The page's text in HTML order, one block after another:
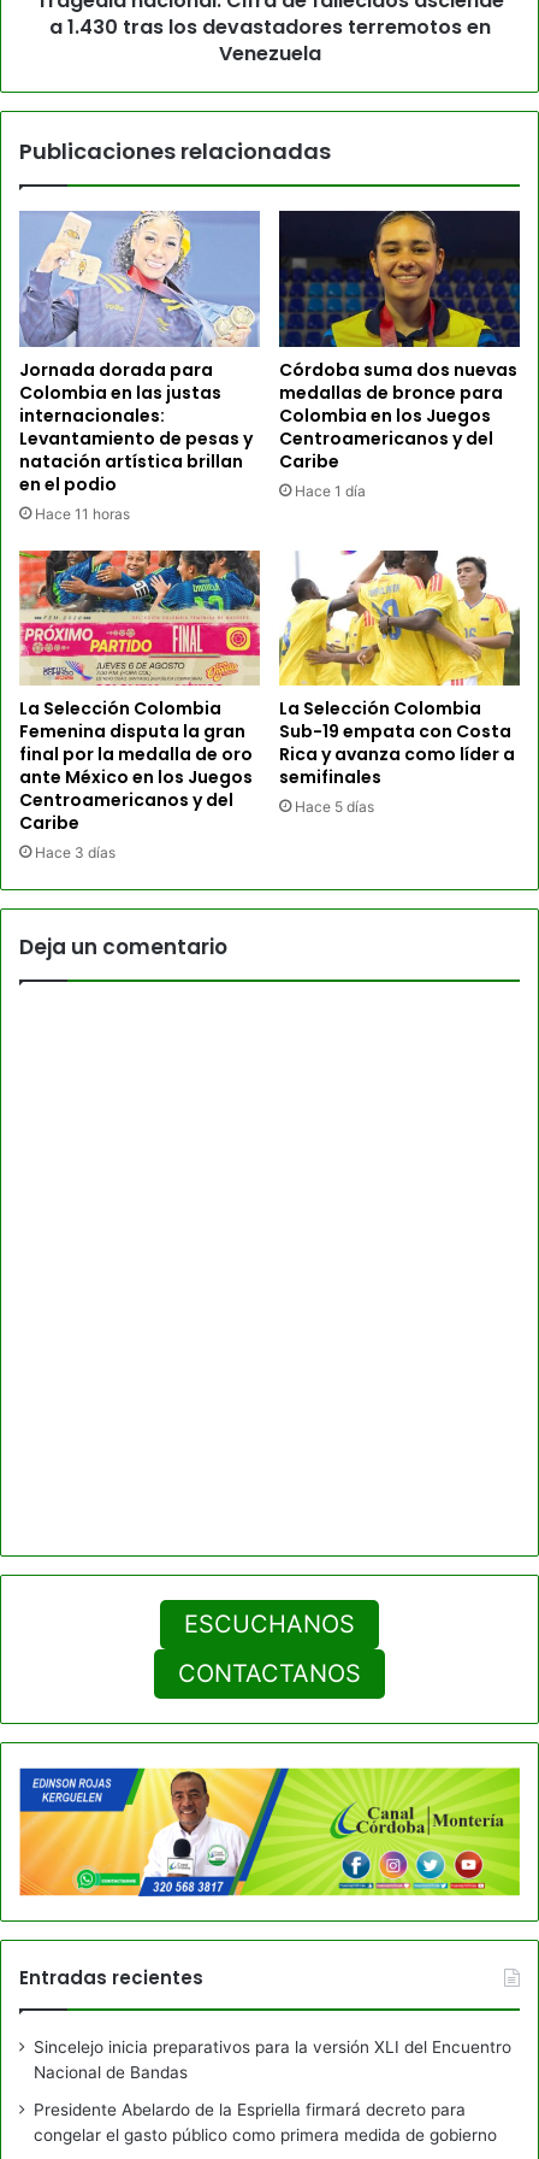
a 1.430 tras los devastadores terremotos en
Venezuela
Publicaciones relacionadas
Jornada dorada para
Colombia en las justas
internacionales:
Levantamiento de pesas y
natación artística brillan
en el podio
Hace 11 horas
Córdoba suma dos nuevas
medallas de bronce para
Colombia en los Juegos
Centroamericanos y del
Caribe
Hace 1 día
La Selección Colombia
Femenina disputa la gran
final por la medalla de oro
ante México en los Juegos
Centroamericanos y del
Caribe
Hace 3 días
La Selección Colombia
Sub-19 empata con Costa
Rica y avanza como líder a
semifinales
Hace 5 días
Deja un comentario
ESCUCHANOS
CONTACTANOS
Entradas recientes
Sincelejo inicia preparativos para la versión XLI del Encuentro
Nacional de Bandas
Presidente Abelardo de la Espriella firmará decreto para
congelar el gasto público como primera medida de gobierno